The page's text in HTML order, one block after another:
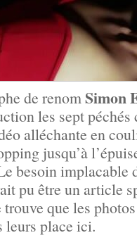
de renomSimon
les sept
alléchante en
jusqu’à
besoin implacable
pu être un article
que les photos
leurs place ici.